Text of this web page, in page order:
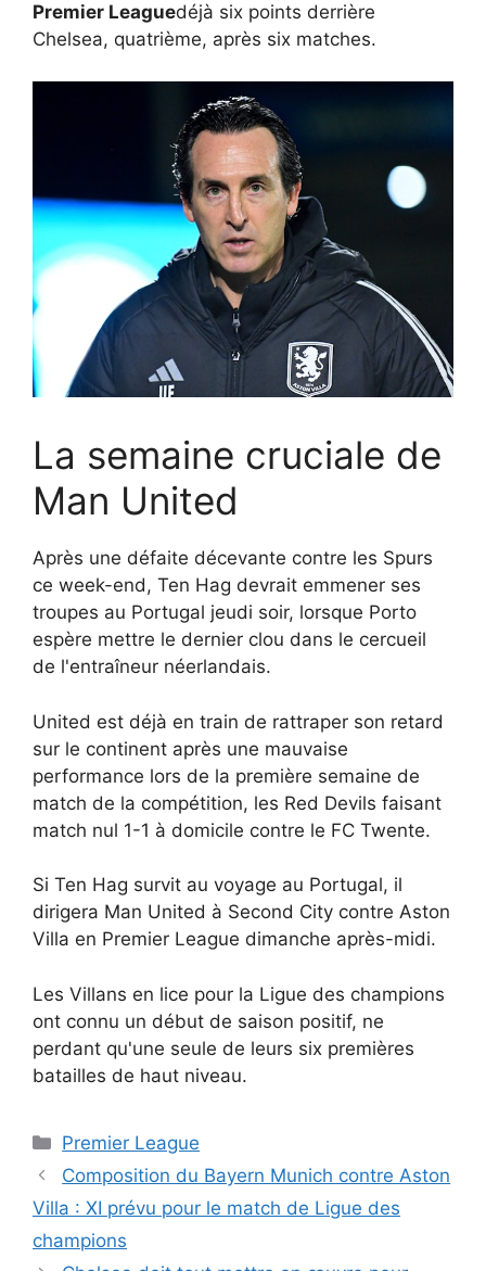
Premier Leaguedéjà six points derrière
Chelsea, quatrième, après six matches.
La semaine cruciale de
Man United
Après une défaite décevante contre les Spurs
ce week-end, Ten Hag devrait emmener ses
troupes au Portugal jeudi soir, lorsque Porto
espère mettre le dernier clou dans le cercueil
de l'entraîneur néerlandais.
United est déjà en train de rattraper son retard
sur le continent après une mauvaise
performance lors de la première semaine de
match de la compétition, les Red Devils faisant
match nul 1-1 à domicile contre le FC Twente.
Si Ten Hag survit au voyage au Portugal, il
dirigera Man United à Second City contre Aston
Villa en Premier League dimanche après-midi.
Les Villans en lice pour la Ligue des champions
ont connu un début de saison positif, ne
perdant qu'une seule de leurs six premières
batailles de haut niveau.
Catégories
Premier League
Composition du Bayern Munich contre Aston
Villa : XI prévu pour le match de Ligue des
champions